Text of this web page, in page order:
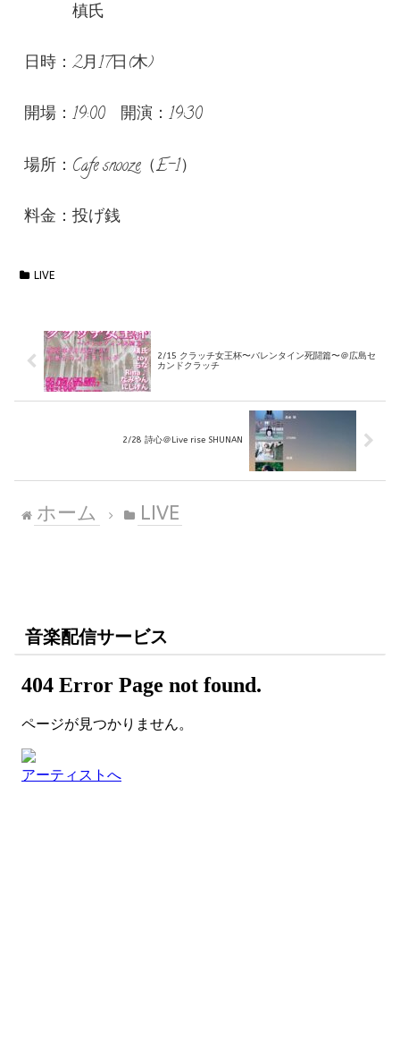
槙氏
日時：2月17日(木)
開場：19:00 開演：19:30
場所：Cafe snooze（E-1）
料金：投げ銭
LIVE
2/15 クラッチ女王杯〜バレンタイン死闘篇〜＠広島セ
カンドクラッチ
2/28 詩心＠Live rise SHUNAN
ホーム LIVE
音楽配信サービス